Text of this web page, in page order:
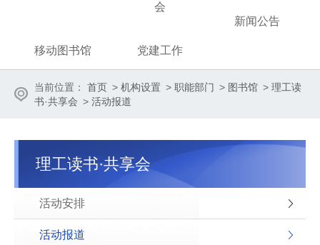
会
新闻公告
移动图书馆 党建工作
当前位置： 首页 > 机构设置 > 职能部门 > 图书馆 > 理工读
书·共享会 > 活动报道
理工读书·共享会
活动安排
活动报道